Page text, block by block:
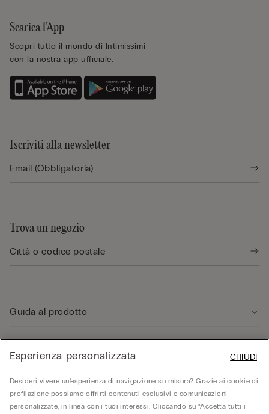
Scarica l’App
Scopri tutto il mondo di Intimissimi
con la nostra app ufficiale.
Iscriviti alla newsletter
Trova un negozio
Guida al prodotto
Area Legale
Esperienza personalizzata
Desideri vivere un’esperienza di navigazione su misura? Grazie ai cookie di
profilazione possiamo offrirti contenuti esclusivi e comunicazioni
personalizzate, in linea con i tuoi interessi. Cliccando su “Accetta tutti i
CHIUDI